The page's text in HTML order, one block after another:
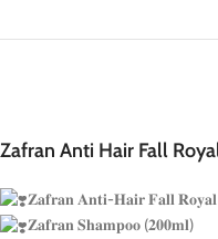
Zafran Anti Hair Fall
𝐙𝐚𝐟𝐫𝐚𝐧 𝐀𝐧𝐭𝐢-𝐇𝐚𝐢𝐫 𝐅𝐚𝐥𝐥
𝐙𝐚𝐟𝐫𝐚𝐧 𝐒𝐡𝐚𝐦𝐩𝐨𝐨 (𝟐𝟎𝟎𝐦𝐥)